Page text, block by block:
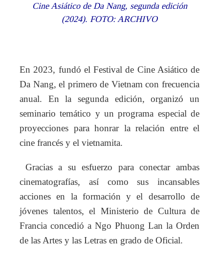
Cine Asiático de Da Nang, segunda edición
(2024). FOTO: ARCHIVO
En 2023, fundó el Festival de Cine Asiático de
Da Nang, el primero de Vietnam con frecuencia
anual. En la segunda edición, organizó un
seminario temático y un programa especial de
proyecciones para honrar la relación entre el
cine francés y el vietnamita.
Gracias a su esfuerzo para conectar ambas
cinematografías, así como sus incansables
acciones en la formación y el desarrollo de
jóvenes talentos, el Ministerio de Cultura de
Francia concedió a Ngo Phuong Lan la Orden
de las Artes y las Letras en grado de Oficial.